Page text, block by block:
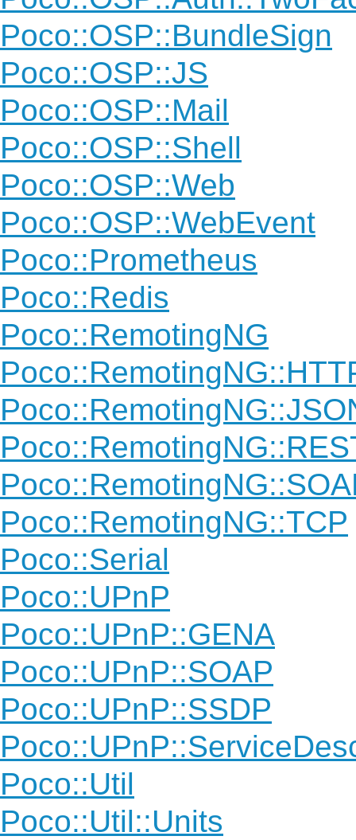
Poco::OSP::BundleSign
Poco::OSP::JS
Poco::OSP::Mail
Poco::OSP::Shell
Poco::OSP::Web
Poco::OSP::WebEvent
Poco::Prometheus
Poco::Redis
Poco::RemotingNG
Poco::RemotingNG::TCP
Poco::Serial
Poco::UPnP
Poco::UPnP::GENA
Poco::UPnP::SOAP
Poco::UPnP::SSDP
Poco::Util
Poco::Util::Units